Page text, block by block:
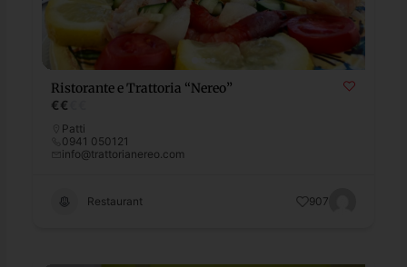
Ristorante e Trattoria “Nereo”
€€
Patti
0941 050121
info@trattorianereo.com
Restaurant 907